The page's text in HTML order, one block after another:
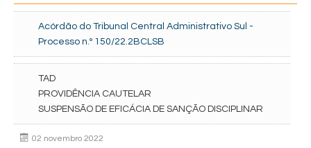
Acórdão do Tribunal Central Administrativo Sul -
Processo n.º 150/22.2BCLSB
TAD
PROVIDÊNCIA CAUTELAR
SUSPENSÃO DE EFICÁCIA DE SANÇÃO DISCIPLINAR
02 novembro 2022